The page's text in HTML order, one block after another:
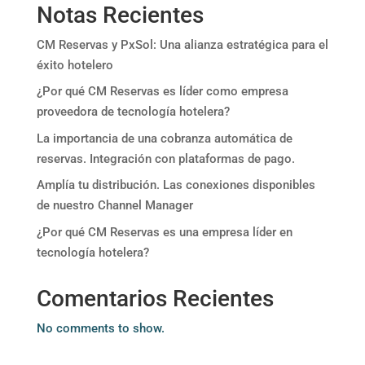
Notas Recientes
CM Reservas y PxSol: Una alianza estratégica para el
éxito hotelero
¿Por qué CM Reservas es líder como empresa
proveedora de tecnología hotelera?
La importancia de una cobranza automática de
reservas. Integración con plataformas de pago.
Amplía tu distribución. Las conexiones disponibles
de nuestro Channel Manager
¿Por qué CM Reservas es una empresa líder en
tecnología hotelera?
Comentarios Recientes
No comments to show.